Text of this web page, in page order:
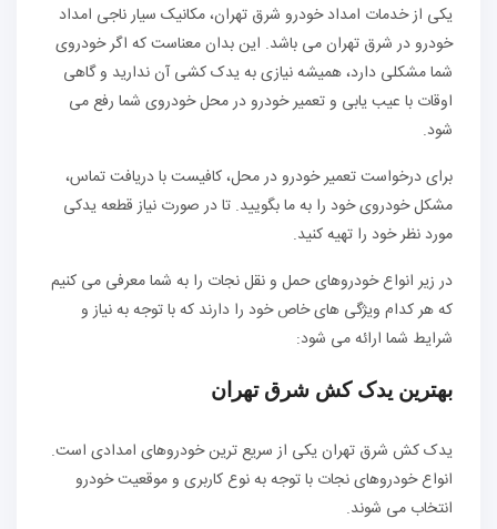
یکی از خدمات امداد خودرو شرق تهران، مکانیک سیار ناجی امداد
خودرو در شرق تهران می باشد. این بدان معناست که اگر خودروی
شما مشکلی دارد، همیشه نیازی به یدک کشی آن ندارید و گاهی
اوقات با عیب یابی و تعمیر خودرو در محل خودروی شما رفع می
شود.
برای درخواست تعمیر خودرو در محل، کافیست با دریافت تماس،
مشکل خودروی خود را به ما بگویید. تا در صورت نیاز قطعه یدکی
مورد نظر خود را تهیه کنید.
در زیر انواع خودروهای حمل و نقل نجات را به شما معرفی می کنیم
که هر کدام ویژگی های خاص خود را دارند که با توجه به نیاز و
شرایط شما ارائه می شود:
بهترین یدک کش شرق تهران
یدک کش شرق تهران یکی از سریع ترین خودروهای امدادی است.
انواع خودروهای نجات با توجه به نوع کاربری و موقعیت خودرو
انتخاب می شوند.